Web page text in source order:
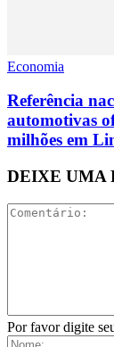
Economia
Referência
automotivas
milhões em
DEIXE UMA
Por favor digite